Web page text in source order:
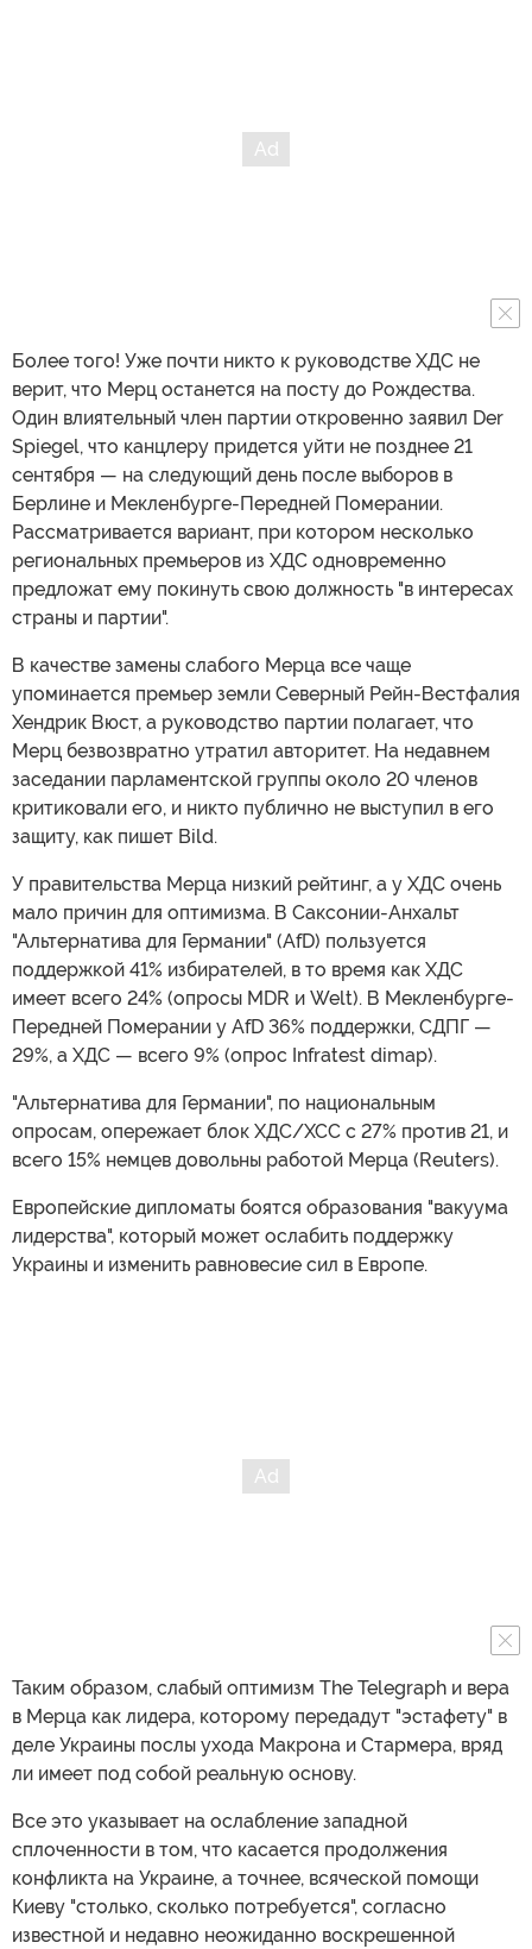
Более того! Уже почти никто к руководстве ХДС не
верит, что Мерц останется на посту до Рождества.
Один влиятельный член партии откровенно заявил Der
Spiegel, что канцлеру придется уйти не позднее 21
сентября — на следующий день после выборов в
Берлине и Мекленбурге-Передней Померании.
Рассматривается вариант, при котором несколько
региональных премьеров из ХДС одновременно
предложат ему покинуть свою должность "в интересах
страны и партии".
В качестве замены слабого Мерца все чаще
упоминается премьер земли Северный Рейн-Вестфалия
Хендрик Вюст, а руководство партии полагает, что
Мерц безвозвратно утратил авторитет. На недавнем
заседании парламентской группы около 20 членов
критиковали его, и никто публично не выступил в его
защиту, как пишет Bild.
У правительства Мерца низкий рейтинг, а у ХДС очень
мало причин для оптимизма. В Саксонии-Анхальт
"Альтернатива для Германии" (AfD) пользуется
поддержкой 41% избирателей, в то время как ХДС
имеет всего 24% (опросы MDR и Welt). В Мекленбурге-
Передней Померании у AfD 36% поддержки, СДПГ —
29%, а ХДС — всего 9% (опрос Infratest dimap).
"Альтернатива для Германии", по национальным
опросам, опережает блок ХДС/ХСС с 27% против 21, и
всего 15% немцев довольны работой Мерца (Reuters).
Европейские дипломаты боятся образования "вакуума
лидерства", который может ослабить поддержку
Украины и изменить равновесие сил в Европе.
Таким образом, слабый оптимизм The Telegraph и вера
в Мерца как лидера, которому передадут "эстафету" в
деле Украины послы ухода Макрона и Стармера, вряд
ли имеет под собой реальную основу.
Все это указывает на ослабление западной
сплоченности в том, что касается продолжения
конфликта на Украине, а точнее, всяческой помощи
Киеву "столько, сколько потребуется", согласно
известной и недавно неожиданно воскрешенной